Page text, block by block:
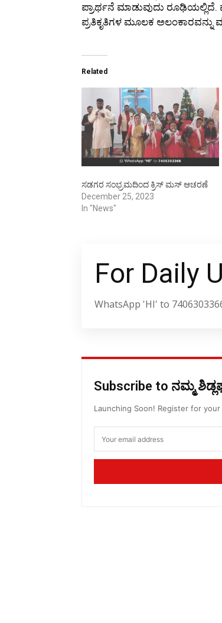
ಪ್ರಾರ್ಥನೆ ಮಾಡುವುದು ರೂಢಿಯಲ್ಲಿದೆ.
ಪ್ರತಿಕೃತಿಗಳ ಮೂಲಕ ಅಲಂಕಾರವನ್ನು
Related
ಸಡಗರ ಸಂಭ್ರಮದಿಂದ ಕ್ರಿಸ್ ಮಸ್ ಆಚರಣೆ
December 25, 2023
In "News"
For Daily
WhatsApp 'HI' to
Subscribe to ನಮ್ಮ
Launching Soon! Register for